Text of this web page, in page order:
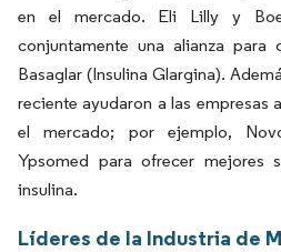
en el mercado. Eli Lilly y
conjuntamente una alianza para
Basaglar (Insulina Glargina).
reciente ayudaron a las empresas
el mercado; por ejemplo,
Ypsomed para ofrecer mejores
insulina.
Líderes de la Industria de